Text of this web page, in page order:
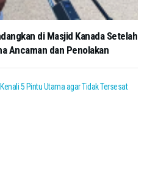
di Masjid Kanada Setelah
Ancaman dan Penolakan